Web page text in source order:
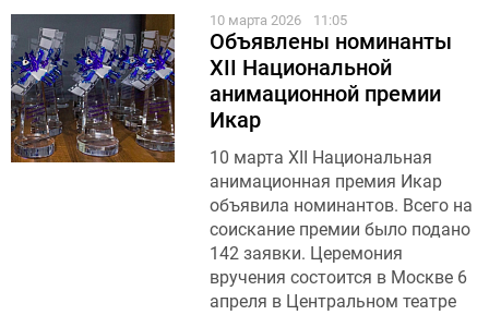
10 марта 2026 11:05
Объявлены номинанты
XII Национальной
анимационной премии
Икар
10 марта XII Национальная
анимационная премия Икар
объявила номинантов. Всего на
соискание премии было подано
142 заявки. Церемония
вручения состоится в Москве 6
апреля в Центральном театре